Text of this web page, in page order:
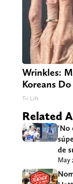
Wrinkles:
Koreans
Tri Lift
Related
‘No
de
May